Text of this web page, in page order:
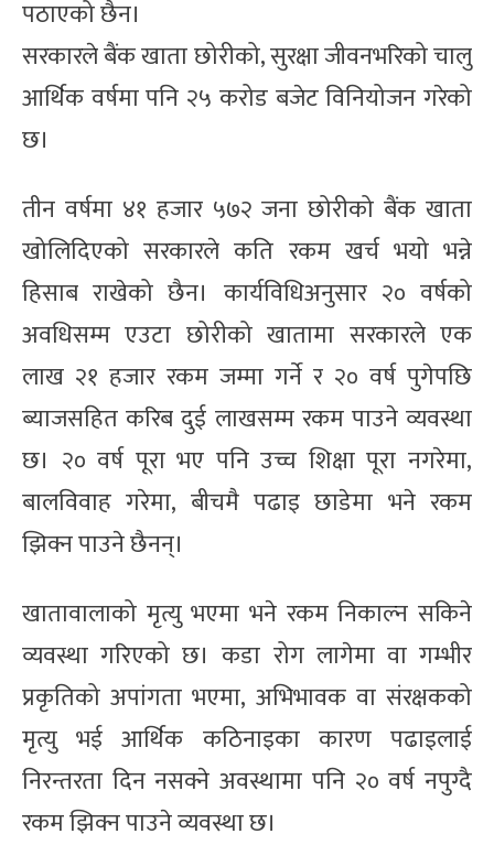
पठाएको छैन।
सरकारले बैंक खाता छोरीको, सुरक्षा जीवनभरिको चालु
आर्थिक वर्षमा पनि २५ करोड बजेट विनियोजन गरेको
छ।
तीन वर्षमा ४१ हजार ५७२ जना छोरीको बैंक खाता
खोलिदिएको सरकारले कति रकम खर्च भयो भन्ने
हिसाब राखेको छैन। कार्यविधिअनुसार २० वर्षको
अवधिसम्म एउटा छोरीको खातामा सरकारले एक
लाख २१ हजार रकम जम्मा गर्ने र २० वर्ष पुगेपछि
ब्याजसहित करिब दुई लाखसम्म रकम पाउने व्यवस्था
छ। २० वर्ष पूरा भए पनि उच्च शिक्षा पूरा नगरेमा,
बालविवाह गरेमा, बीचमै पढाइ छाडेमा भने रकम
झिक्न पाउने छैनन्।
खातावालाको मृत्यु भएमा भने रकम निकाल्न सकिने
व्यवस्था गरिएको छ। कडा रोग लागेमा वा गम्भीर
प्रकृतिको अपांगता भएमा, अभिभावक वा संरक्षकको
मृत्यु भई आर्थिक कठिनाइका कारण पढाइलाई
निरन्तरता दिन नसक्ने अवस्थामा पनि २० वर्ष नपुग्दै
रकम झिक्न पाउने व्यवस्था छ।